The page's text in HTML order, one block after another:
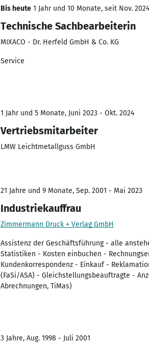
Bis heute 1 Jahr und 10 Monate, seit Nov. 2024
Technische Sachbearbeiterin
MIXACO - Dr. Herfeld GmbH & Co. KG
Service
1 Jahr und 5 Monate, Juni 2023 - Okt. 2024
Vertriebsmitarbeiter
LMW Leichtmetallguss GmbH
21 Jahre und 9 Monate, Sep. 2001 - Mai 2023
Industriekauffrau
Zimmermann Druck + Verlag GmbH
Assistenz der Geschäftsführung - alle
Statistiken - Kosten einbuchen -
Kundenkorrespondenz - Einkauf -
(FaSi/ASA) - Gleichstellungsbeauftragte -
Abrechnungen, TiMas)
3 Jahre, Aug. 1998 - Juli 2001